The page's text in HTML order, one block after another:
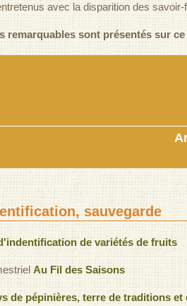
avec la disparition des
remarquables sont présentés sur
sauvegarde
de variétés de fruits
Au Fil des Saisons
de pépinières, terre de traditions